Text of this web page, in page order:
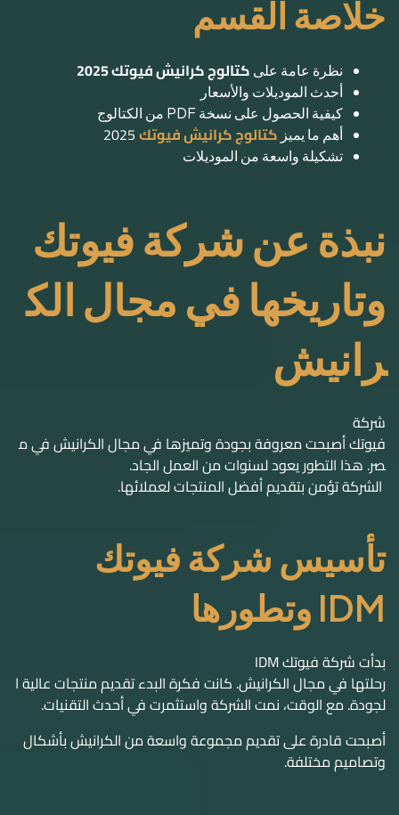
خلاصة القسم
نظرة عامة على كتالوج كرانيش فيوتك 2025
أحدث الموديلات والأسعار
كيفية الحصول على نسخة PDF من الكتالوج
أهم ما يميز كتالوج كرانيش فيوتك
تشكيلة واسعة من الموديلات
نبذة عن شركة فيوتك
وتاريخها في مجال الك
رانيش
شركة
فيوتك أصبحت معروفة بجودة وتميزها في مجال الكرانيش في م
صر. هذا التطور يعود لسنوات من العمل الجاد.
الشركة تؤمن بتقديم أفضل المنتجات لعملائها.
تأسيس شركة فيوتك
IDM وتطورها
بدأت شركة فيوتك IDM
رحلتها في مجال الكرانيش. كانت فكرة البدء تقديم منتجات عالية ا
لجودة. مع الوقت، نمت الشركة واستثمرت في أحدث التقنيات.
أصبحت قادرة على تقديم مجموعة واسعة من الكرانيش بأشكال
وتصاميم مختلفة.